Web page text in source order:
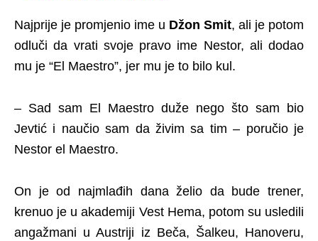
Najprije je promjenio ime u Džon Smit, ali je potom
odluči da vrati svoje pravo ime Nestor, ali dodao
mu je “El Maestro”, jer mu je to bilo kul.
– Sad sam El Maestro duže nego što sam bio
Jevtić i naučio sam da živim sa tim – poručio je
Nestor el Maestro.
On je od najmlađih dana želio da bude trener,
krenuo je u akademiji Vest Hema, potom su usledili
angažmani u Austriji iz Beča, Šalkeu, Hanoveru,